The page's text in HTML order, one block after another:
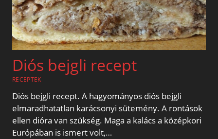
Diós bejgli recept
RECEPTEK
Diós bejgli recept. A hagyományos diós bejgli
elmaradhatatlan karácsonyi sütemény. A rontások
ellen dióra van szükség. Maga a kalács a középkori
Európában is ismert volt,…